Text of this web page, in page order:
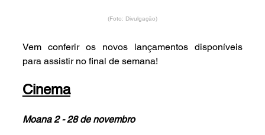
(Foto: Divulgação)
Vem conferir os novos lançamentos disponíveis
para assistir no final de semana!
Cinema
Moana 2 - 28 de novembro